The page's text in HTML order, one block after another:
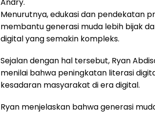
Menurutnya, edukasi dan pendekatan
membantu generasi muda lebih bijak
digital yang semakin kompleks.
Sejalan dengan hal tersebut, Ryan
menilai bahwa peningkatan literasi
kesadaran masyarakat di era digital.
Ryan menjelaskan bahwa generasi